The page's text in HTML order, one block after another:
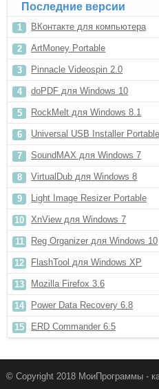
Последние версии
ВКонтакте для компьютера
ArtMoney Portable
Pinnacle Videospin 2.0
doPDF для Windows 10
RockMelt для Windows 8.1
Universal USB Installer Portable
SoundMAX для Windows 7
VirtualDub для Windows 8
Light Image Resizer Portable
XnView для Windows 7
Reg Organizer для Windows 10
FlashTool для Windows XP
Mozilla Firefox 3.6
Power Data Recovery 6.8
ERD Commander 6.5
© Copyright 2018 МоиПрограммы -